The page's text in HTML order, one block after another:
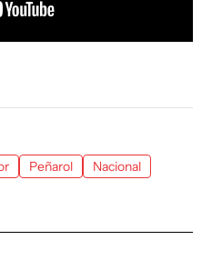
Peñarol
Nacional